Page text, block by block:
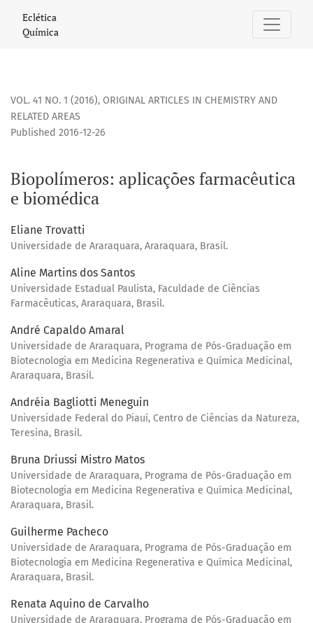
Biopolímeros: aplicações farmacêutica e biomédica
Eclética
Química
VOL. 41 NO. 1 (2016), ORIGINAL ARTICLES IN CHEMISTRY AND
RELATED AREAS
Biopolímeros: aplicações farmacêutica
e biomédica
Published 2016-12-26
Eliane Trovatti
Universidade de Araraquara, Araraquara, Brasil.
Aline Martins dos Santos
Universidade Estadual Paulista, Faculdade de Ciências
Farmacêuticas, Araraquara, Brasil.
André Capaldo Amaral
Universidade de Araraquara, Programa de Pós-Graduação em
Biotecnologia em Medicina Regenerativa e Química Medicinal,
Araraquara, Brasil.
Andréia Bagliotti Meneguin
Universidade Federal do Piauí, Centro de Ciências da Natureza,
Teresina, Brasil.
Bruna Driussi Mistro Matos
Universidade de Araraquara, Programa de Pós-Graduação em
Biotecnologia em Medicina Regenerativa e Química Medicinal,
Araraquara, Brasil.
Guilherme Pacheco
Universidade de Araraquara, Programa de Pós-Graduação em
Biotecnologia em Medicina Regenerativa e Química Medicinal,
Araraquara, Brasil.
Renata Aquino de Carvalho
Universidade de Araraquara, Programa de Pós-Graduação em